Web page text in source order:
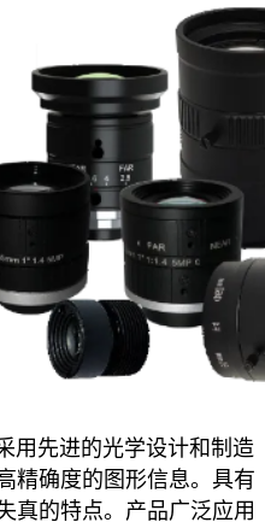
用先进的光学设计和制造
精确度的图形信息。具有
真的特点。产品广泛应用